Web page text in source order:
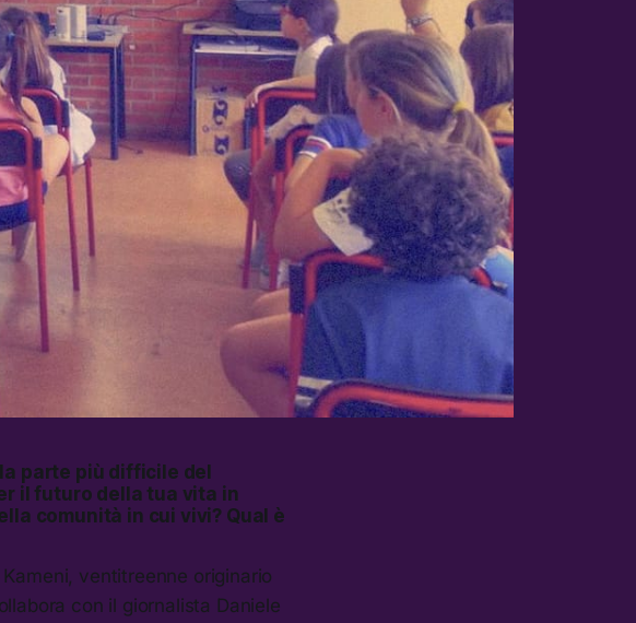
parte più difficile del
il futuro della tua vita in
comunità in cui vivi? Qual è
ventitreenne originario
con il giornalista Daniele